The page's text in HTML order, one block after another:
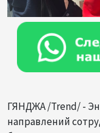
ГЯНДЖА /Trend/ -
направлений